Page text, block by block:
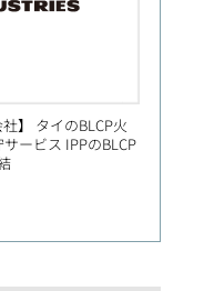
】 タイのBLCP火
ービス IPPのBLCP